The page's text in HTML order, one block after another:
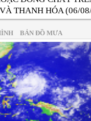
THANH HÓA (06/
BẢN ĐỒ MƯA